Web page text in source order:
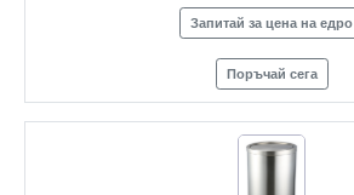
Запитай за цена на едро
Поръчай сега